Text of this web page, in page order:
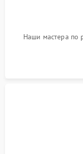
Наши мастера по